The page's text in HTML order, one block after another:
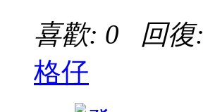
喜歡: 0 回復:
格仔